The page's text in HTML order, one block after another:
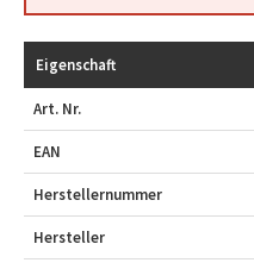
Eigenschaft
Art. Nr.
EAN
Herstellernummer
Hersteller